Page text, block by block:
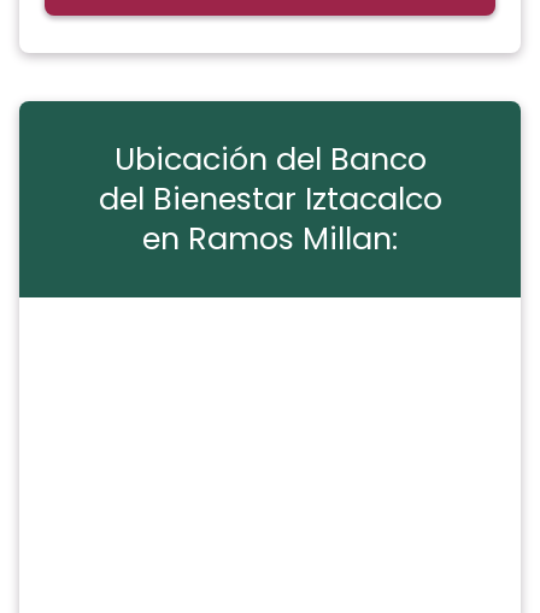
Ubicación del Banco
del Bienestar Iztacalco
en Ramos Millan: